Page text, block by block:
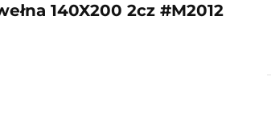
140X200 2cz #M2012